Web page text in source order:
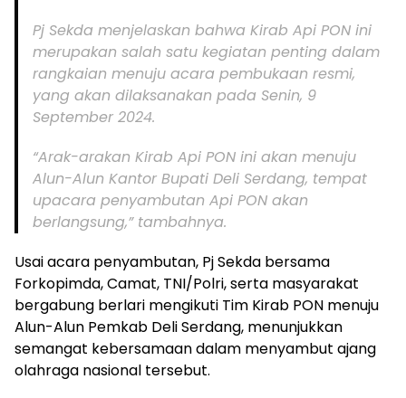
Pj Sekda menjelaskan bahwa Kirab Api PON ini
merupakan salah satu kegiatan penting dalam
rangkaian menuju acara pembukaan resmi,
yang akan dilaksanakan pada Senin, 9
September 2024.
“Arak-arakan Kirab Api PON ini akan menuju
Alun-Alun Kantor Bupati Deli Serdang, tempat
upacara penyambutan Api PON akan
berlangsung,” tambahnya.
Usai acara penyambutan, Pj Sekda bersama
Forkopimda, Camat, TNI/Polri, serta masyarakat
bergabung berlari mengikuti Tim Kirab PON menuju
Alun-Alun Pemkab Deli Serdang, menunjukkan
semangat kebersamaan dalam menyambut ajang
olahraga nasional tersebut.